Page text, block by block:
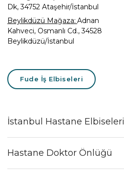
Dk, 34752 Ataşehir/İstanbul
Beylikdüzü Mağaza: Adnan
Kahveci, Osmanlı Cd., 34528
Beylikdüzü/İstanbul
Fude İş Elbiseleri
İstanbul Hastane Elbiseleri
Hastane Doktor Önlüğü